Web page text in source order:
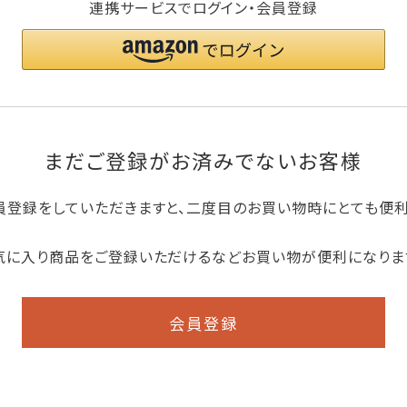
連携サービスでログイン・会員登録
まだご登録がお済みでないお客様
登録をしていただきますと、二度目のお買い物時にとても便
に入り商品をご登録いただけるなどお買い物が便利になりま
会員登録